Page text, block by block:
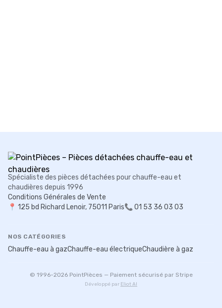
Spécialiste des pièces détachées pour chauffe-eau et
chaudières depuis 1996
Conditions Générales de Vente
📍 125 bd Richard Lenoir, 75011 Paris📞 01 53 36 03 03
NOS CATÉGORIES
Chauffe-eau à gazChauffe-eau électriqueChaudière à gaz
© 1996-2026PointPièces — Paiement sécurisé par Stripe
Développé par Eliot AI